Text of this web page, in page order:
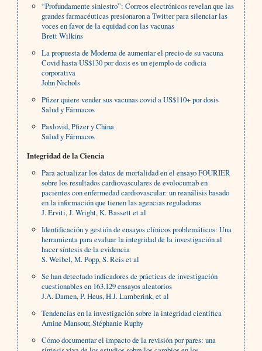
“Profundamente siniestro”: Correos electrónicos revelan que las
grandes farmacéuticas presionaron a Twitter para silenciar las
voces en favor de la equidad con las vacunas
Brett Wilkins
La propuesta de Moderna de aumentar el precio de su vacuna
Covid hasta US$130 por dosis es un ejemplo de codicia
corporativa
John Nichols
Pfizer quiere vender sus vacunas covid a US$110+ por dosis
Salud y Fármacos
Paxlovid, Pfizer y China
Salud y Fármacos
Integridad de la Ciencia
Para actualizar los datos de mortalidad en el ensayo FOURIER
sobre los resultados cardiovasculares de evolocumab en
pacientes con enfermedad cardiovascular: un reanálisis basado
en la información que tienen las agencias reguladoras
J. Erviti, J. Wright, K. Bassett et al
Identificación y gestión de ensayos clínicos problemáticos: Una
herramienta para evaluar la integridad de la investigación al
hacer síntesis de la evidencia
S. Weibel, M. Popp, S. Reis et al
Se han detectado indicadores de prácticas de investigación
cuestionables en 163.129 ensayos aleatorios
J.A. Damen, P. Heus, H.J. Lamberink, et al
Tendencias en la investigación sobre la integridad científica
Amine Mansour, Stéphanie Ruphy
Cómo documentar el impacto de la revisión por pares: una